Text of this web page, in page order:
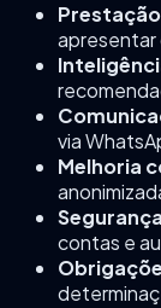
apresentar
via
Melhoria
contas e